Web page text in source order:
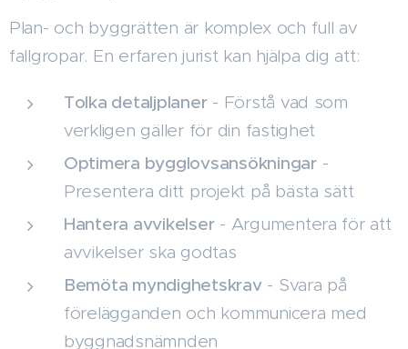
Plan- och byggrätten är komplex och full av
fallgropar. En erfaren jurist kan hjälpa dig att:
Tolka detaljplaner- Förstå vad som
verkligen gäller för din fastighet
Optimera bygglovsansökningar-
Presentera ditt projekt på bästa sätt
Hantera avvikelser- Argumentera för att
avvikelser ska godtas
Bemöta myndighetskrav- Svara på
förelägganden och kommunicera med
byggnadsnämnden